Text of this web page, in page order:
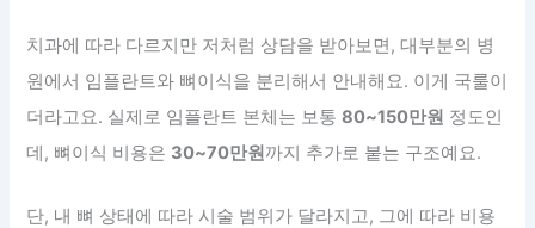
치과에 따라 다르지만 저처럼 상담을 받아보면, 대부분의 병
원에서 임플란트와 뼈이식을 분리해서 안내해요. 이게 국룰이
더라고요. 실제로 임플란트 본체는 보통80~150만원 정도인
데, 뼈이식 비용은 30~70만원까지 추가로 붙는 구조예요.
단, 내 뼈 상태에 따라 시술 범위가 달라지고, 그에 따라 비용